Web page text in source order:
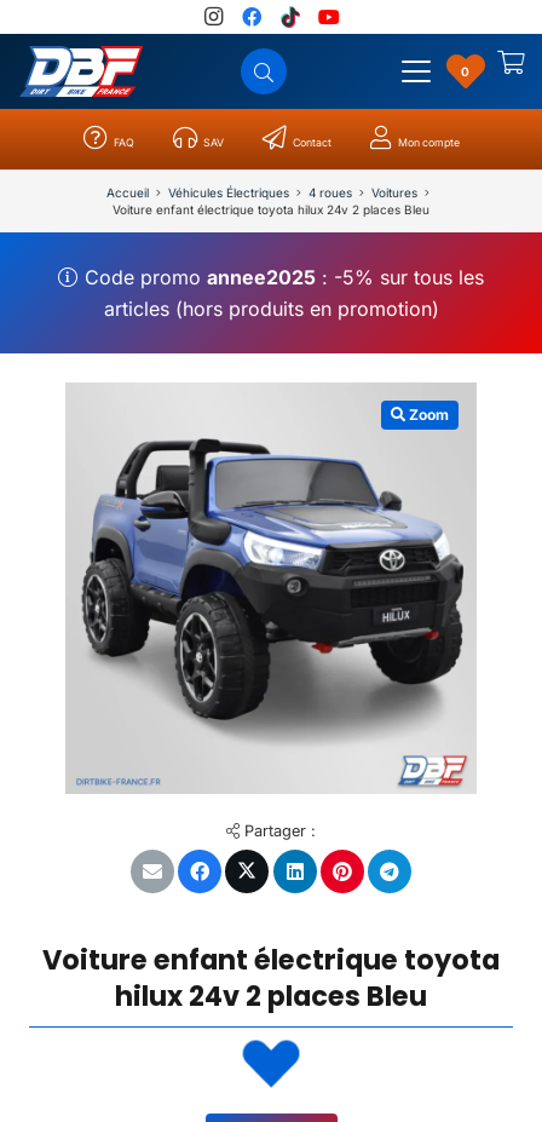
0
FAQ SAV Contact Mon compte
Accueil Véhicules Électriques 4 roues
Voitures
Voiture enfant électrique toyota hilux 24v 2 places Bleu
Code promoannee2025 : -5% sur tous les
articles (hors produits en promotion)
Zoom
Partager :
Voiture enfant électrique toyota
hilux 24v 2 places Bleu
Catégories Résultats